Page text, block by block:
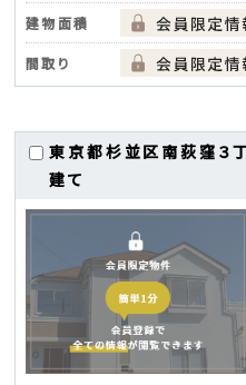
建物面積
間取り
東京都杉並区南荻窪３
建て